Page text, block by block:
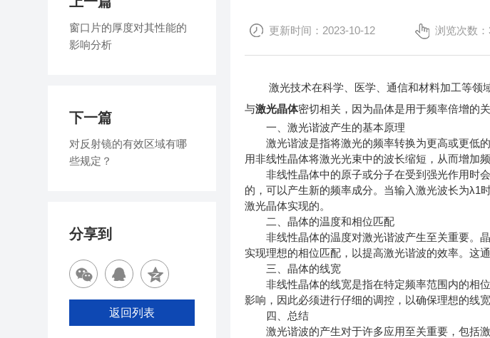
更新时间：2023-10-12 浏览次数
激光技术在科学、医学、通信和材料加工等领域
与激光晶体密切相关，因为晶体是用于频率倍增的
一、激光谐波产生的基本原理
激光谐波是指将激光的频率转换为更高或更低的
用非线性晶体将激光光束中的波长缩短，从而增加
非线性晶体中的原子或分子在受到强光作用时会
的，可以产生新的频率成分。当输入激光波长为λ1
激光晶体实现的。
二、晶体的温度和相位匹配
非线性晶体的温度对激光谐波产生至关重要。晶
实现理想的相位匹配，以提高激光谐波的效率。这
三、晶体的线宽
非线性晶体的线宽是指在特定频率范围内的相位
影响，因此必须进行仔细的调控，以确保理想的线宽
四、总结
激光谐波的产生对于许多应用至关重要，包括激
窗口片的厚度对其性能的
影响分析
下一篇
对反射镜的有效区域有哪
些规定？
分享到
返回列表